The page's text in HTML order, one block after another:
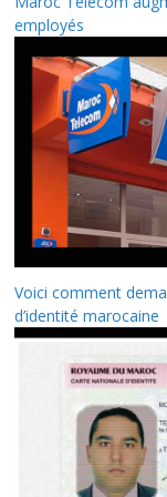
employés
Voici comment
d’identité marocaine